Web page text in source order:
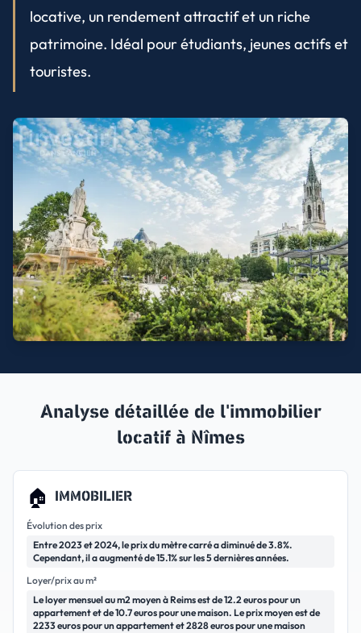
locative, un rendement attractif et un riche
patrimoine. Idéal pour étudiants, jeunes actifs et
touristes.
Analyse détaillée de l'immobilier
locatif à Nîmes
🏠 IMMOBILIER
Évolution des prix
Entre 2023 et 2024, le prix du mètre carré a diminué de 3.8%.
Cependant, il a augmenté de 15.1% sur les 5 dernières années.
Loyer/prix au m²
Le loyer mensuel au m2 moyen à Reims est de 12.2 euros pour un
appartement et de 10.7 euros pour une maison. Le prix moyen est de
2233 euros pour un appartement et 2828 euros pour une maison